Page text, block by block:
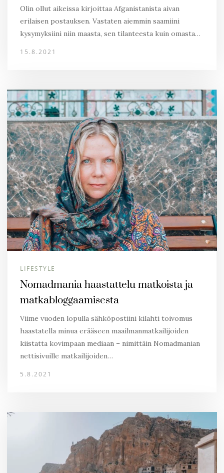
Olin ollut aikeissa kirjoittaa Afganistanista aivan
erilaisen postauksen. Vastaten aiemmin saamiini
kysymyksiini niin maasta, sen tilanteesta kuin omasta…
15.8.2021
LIFESTYLE
Nomadmania haastattelu matkoista ja
matkabloggaamisesta
Viime vuoden lopulla sähköpostiini kilahti toivomus
haastatella minua erääseen maailmanmatkailijoiden
kiistatta kovimpaan mediaan – nimittäin Nomadmanian
nettisivuille matkailijoiden…
5.8.2021